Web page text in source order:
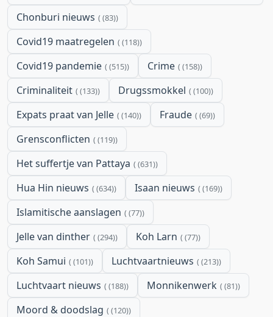
Chonburi nieuws (83)
Covid19 maatregelen (118)
Covid19 pandemie (515) Crime (158)
Criminaliteit (133) Drugssmokkel (100)
Expats praat van Jelle (140) Fraude (69)
Grensconflicten (119)
Het suffertje van Pattaya (631)
Hua Hin nieuws (634) Isaan nieuws (169)
Islamitische aanslagen (77)
Jelle van dinther (294) Koh Larn (77)
Koh Samui (101) Luchtvaartnieuws (213)
Luchtvaart nieuws (188) Monnikenwerk (81)
Moord & doodslag (120)